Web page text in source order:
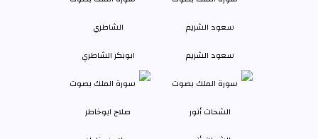
سعود الشريم ابوبكر الشاطري